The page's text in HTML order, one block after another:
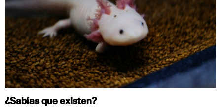
¿Sabías que existen?